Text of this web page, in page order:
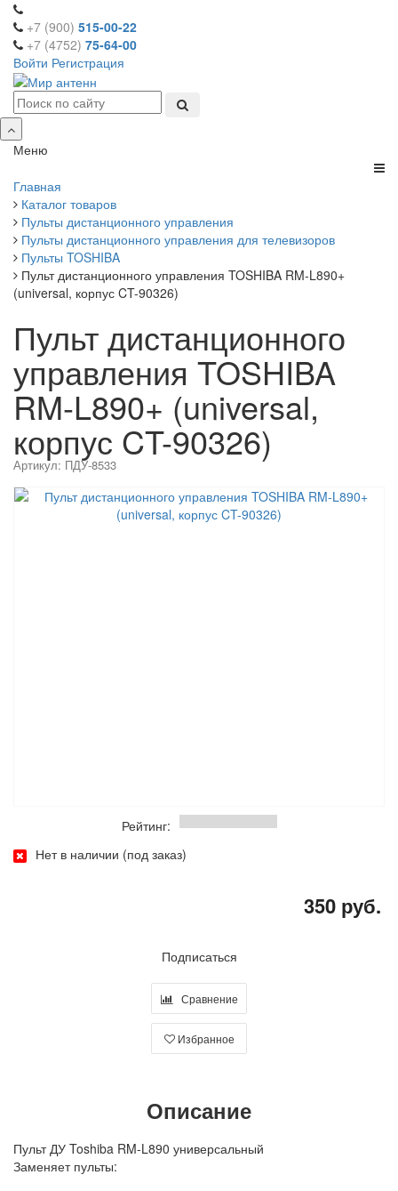
+7 (900) 515-00-22
+7 (4752) 75-64-00
Войти Регистрация
Меню
Главная
Каталог товаров
Пульты дистанционного управления
Пульты дистанционного управления для телевизоров
Пульты TOSHIBA
Пульт дистанционного управления TOSHIBA RM-L890+
(universal, корпус CT-90326)
Пульт дистанционного
управления TOSHIBA
RM-L890+ (universal,
корпус CT-90326)
Артикул: ПДУ-8533
Рейтинг:
Нет в наличии (под заказ)
350 руб.
Подписаться
Сравнение
Избранное
Описание
Пульт ДУ Toshiba RM-L890 универсальный
Заменяет пульты: